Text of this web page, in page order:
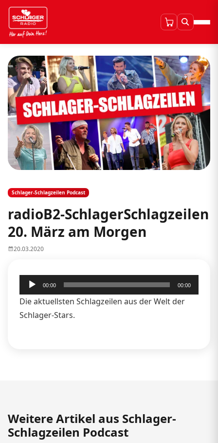
Schlager-Schlagzeilen Podcast
radioB2-SchlagerSchlagzeilen
20. März am Morgen
20.03.2020
Audio-
Player
00:00 00:00
Die aktuellsten Schlagzeilen aus der Welt der
Schlager-Stars.
Weitere Artikel aus Schlager-
Schlagzeilen Podcast